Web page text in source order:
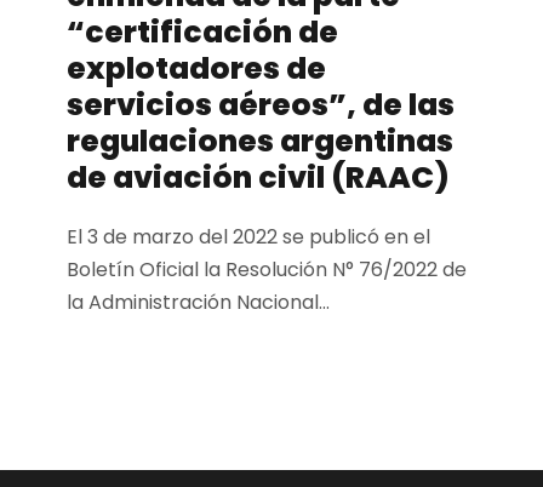
“certificación de
explotadores de
servicios aéreos”, de las
regulaciones argentinas
de aviación civil (RAAC)
El 3 de marzo del 2022 se publicó en el
Boletín Oficial la Resolución N° 76/2022 de
la Administración Nacional...